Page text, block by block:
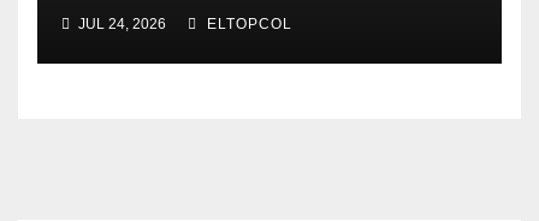
JUL 24, 2026 ELTOPCOL